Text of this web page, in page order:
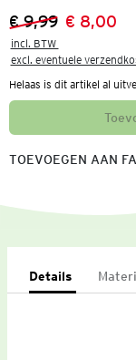
Vorige prijs:
€ 9,99
Nieuwe prijs:
€ 8,00
incl. BTW
excl. eventuele
Helaas is dit artikel al
TOEVOEGEN AAN
Details